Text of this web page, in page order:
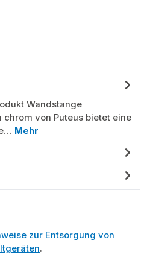
Wandstange
chrom von Puteus bietet eine
Mehr
zur Entsorgung von
.